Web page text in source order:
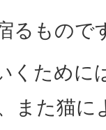
るもので
くために
また猫に